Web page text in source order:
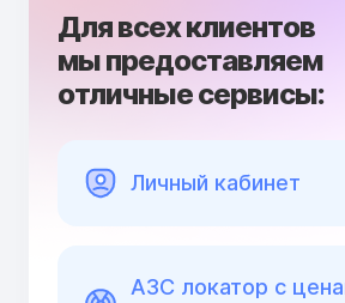
Для всех клиентов
мы предоставляем
отличные сервисы:
Личный кабинет
АЗС локатор с